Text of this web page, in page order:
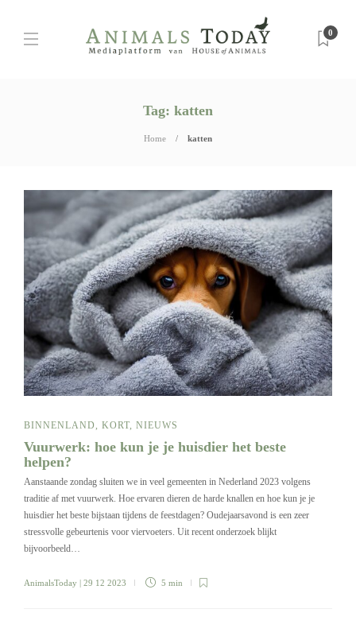
0
Tag: katten
Home katten
BINNENLAND KORT NIEUWS
Vuurwerk: hoe kun je je huisdier het beste
helpen?
Aanstaande zondag sluiten we in veel gemeenten in Nederland 2023 volgens
traditie af met vuurwerk. Hoe ervaren dieren de harde knallen en hoe kun je je
huisdier het beste bijstaan tijdens de feestdagen? Oudejaarsavond is een zeer
stressvolle gebeurtenis voor viervoeters. Uit recent onderzoek blijkt
bijvoorbeeld…
AnimalsToday | 29 12 2023 5 min